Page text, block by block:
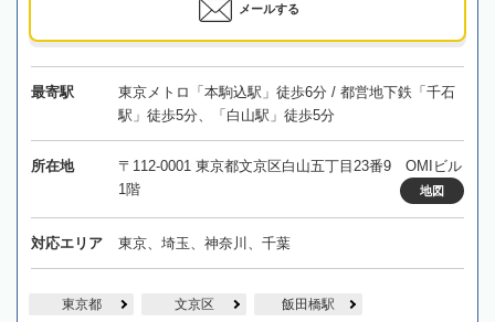
メールする
最寄駅
東京メトロ「本駒込駅」徒歩6分 / 都営地下鉄「千石
駅」徒歩5分、「白山駅」徒歩5分
所在地
〒112-0001 東京都文京区白山五丁目23番9 OMIビル
1階
地図
対応エリア 東京、埼玉、神奈川、千葉
東京都 文京区 飯田橋駅